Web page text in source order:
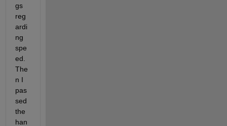
gs
reg
ardi
ng
spe
ed.
The
n I
pas
sed
the
han